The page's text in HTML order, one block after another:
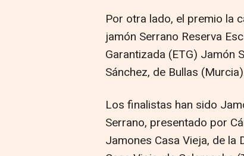
Por otra lado, el premio la
jamón Serrano Reserva
Garantizada (ETG) Jamón
Sánchez, de Bullas
Los finalistas han sido
Serrano, presentado por
Jamones Casa Vieja, de la